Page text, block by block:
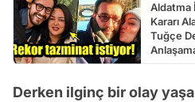
Aldatma
Kararı
Tuğçe
Derken ilginç bir olay